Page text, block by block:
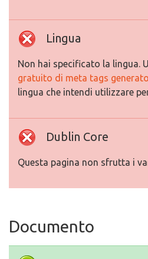
Lingua
Non hai specificato la lingua.
gratuito di meta tags
lingua che intendi utilizzare
Dublin Core
Questa pagina non sfrutta i
Documento